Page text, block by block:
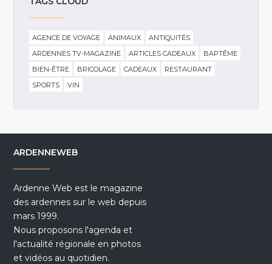
AGENCE DE VOYAGE ANIMAUX
ANTIQUITÉS
ARDENNES TV-MAGAZINE
ARTICLES CADEAUX
BAPTÊME
BIEN-ÊTRE
BRICOLAGE CADEAUX
RESTAURANT
SPORTS
VIN
ARDENNEWEB
Ardenne Web est le magazine
des ardennes sur le web depuis
mars 1999.
Nous proposons l'agenda et
l'actualité régionale en photos
et vidéos au quotidien.